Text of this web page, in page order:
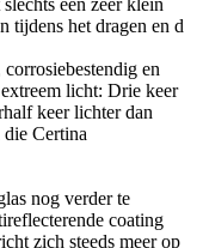
een zeer klein
tijdens het dragen en d
en
licht: Drie keer
keer lichter dan
Certina
nog verder te
coating
zich steeds meer op